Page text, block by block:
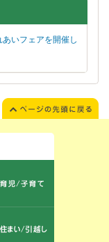
いフェアを開催し